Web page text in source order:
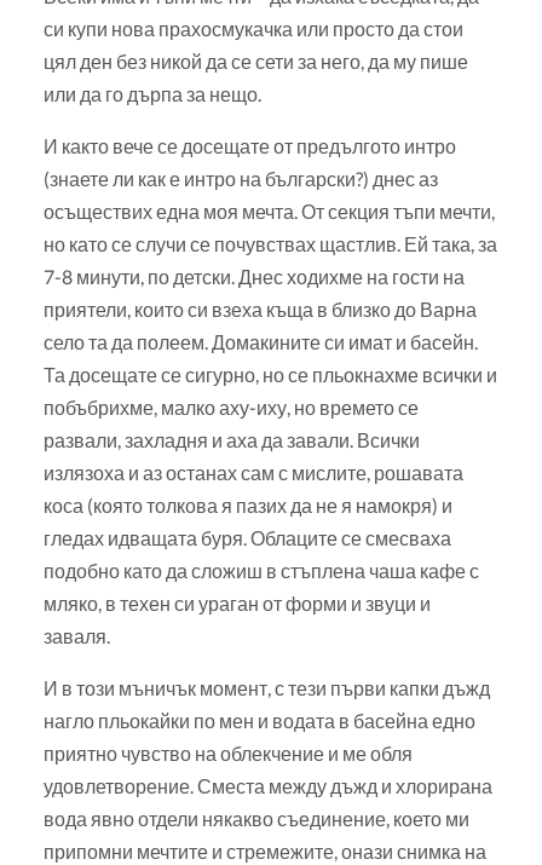
си купи нова прахосмукачка или просто да стои
цял ден без никой да се сети за него, да му пише
или да го дърпа за нещо.
И както вече се досещате от предългото интро
(знаете ли как е интро на български?) днес аз
осъществих една моя мечта. От секция тъпи мечти,
но като се случи се почувствах щастлив. Ей така, за
7-8 минути, по детски. Днес ходихме на гости на
приятели, които си взеха къща в близко до Варна
село та да полеем. Домакините си имат и басейн.
Та досещате се сигурно, но се пльокнахме всички и
побъбрихме, малко аху-иху, но времето се
развали, захладня и аха да завали. Всички
излязоха и аз останах сам с мислите, рошавата
коса (която толкова я пазих да не я намокря) и
гледах идващата буря. Облаците се смесваха
подобно като да сложиш в стъплена чаша кафе с
мляко, в техен си ураган от форми и звуци и
заваля.
И в този мъничък момент, с тези първи капки дъжд
нагло пльокайки по мен и водата в басейна едно
приятно чувство на облекчение и ме обля
удовлетворение. Сместа между дъжд и хлорирана
вода явно отдели някакво съединение, което ми
припомни мечтите и стремежите, онази снимка на